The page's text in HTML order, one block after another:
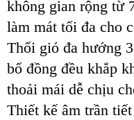
không gian rộng từ
làm mát tối đa cho
Thổi gió đa hướng
bổ đồng đều khắp
thoải mái dễ chịu
Thiết kế âm trần